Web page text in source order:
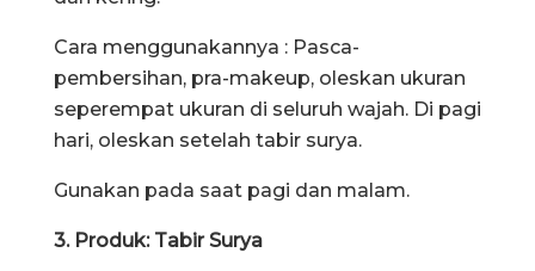
Cara menggunakannya : Pasca-
pembersihan, pra-makeup, oleskan ukuran
seperempat ukuran di seluruh wajah. Di pagi
hari, oleskan setelah tabir surya.
Gunakan pada saat pagi dan malam.
3. Produk: Tabir Surya